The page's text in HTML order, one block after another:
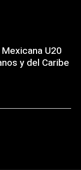
U20
y del Caribe